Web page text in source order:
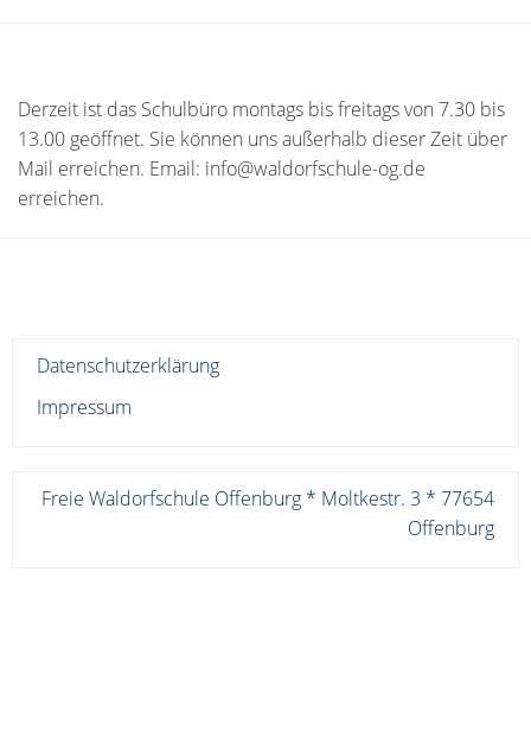
Derzeit ist das Schulbüro montags bis freitags von 7.30 bis
13.00 geöffnet. Sie können uns außerhalb dieser Zeit über
Mail erreichen. Email: info@waldorfschule-og.de
erreichen.
Datenschutzerklärung
Impressum
Freie Waldorfschule Offenburg * Moltkestr. 3 * 77654
Offenburg